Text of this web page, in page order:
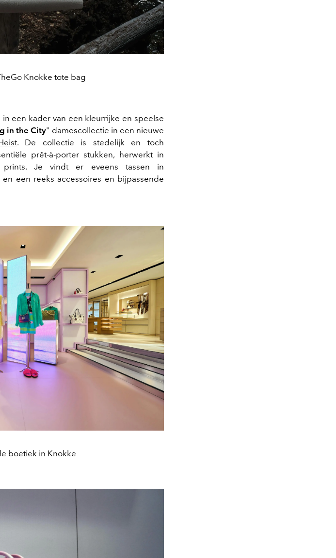
Knokke tote bag
een kader van een kleurrijke en speelse
in the City" damescollectie in een nieuwe
. De collectie is stedelijk en toch
prêt-à-porter stukken, herwerkt in
prints. Je vindt er eveens tassen in
een reeks accessoires en bijpassende
boetiek in Knokke